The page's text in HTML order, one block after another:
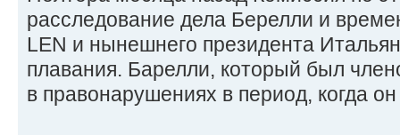
расследование дела Берелли и
LEN и нынешнего президента
плавания. Барелли, который был
в правонарушениях в период, когда